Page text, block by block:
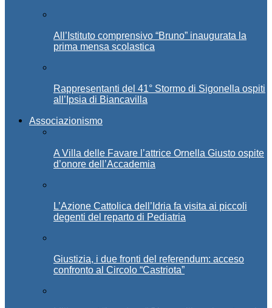
All’Istituto comprensivo “Bruno” inaugurata la
prima mensa scolastica
Rappresentanti del 41° Stormo di Sigonella ospiti
all’Ipsia di Biancavilla
Associazionismo
A Villa delle Favare l’attrice Ornella Giusto ospite
d’onore dell’Accademia
L’Azione Cattolica dell’Idria fa visita ai piccoli
degenti del reparto di Pediatria
Giustizia, i due fronti del referendum: acceso
confronto al Circolo “Castriota”